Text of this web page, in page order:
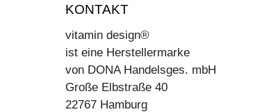
KONTAKT
vitamin design®
ist eine Herstellermarke
von DONA Handelsges. mbH
Große Elbstraße 40
22767 Hamburg